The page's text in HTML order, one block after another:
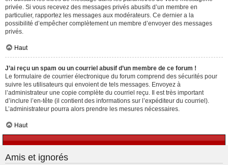
privée. Si vous recevez des messages privés abusifs d’un membre en
particulier, rapportez les messages aux modérateurs. Ce dernier a la
possibilité d’empêcher complètement un membre d’envoyer des messages
privés.
Haut
J’ai reçu un spam ou un courriel abusif d’un membre de ce forum !
Le formulaire de courrier électronique du forum comprend des sécurités pour
suivre les utilisateurs qui envoient de tels messages. Envoyez à
l’administrateur une copie complète du courriel reçu. Il est très important
d’inclure l’en-tête (il contient des informations sur l’expéditeur du courriel).
L’administrateur pourra alors prendre les mesures nécessaires.
Haut
Amis et ignorés